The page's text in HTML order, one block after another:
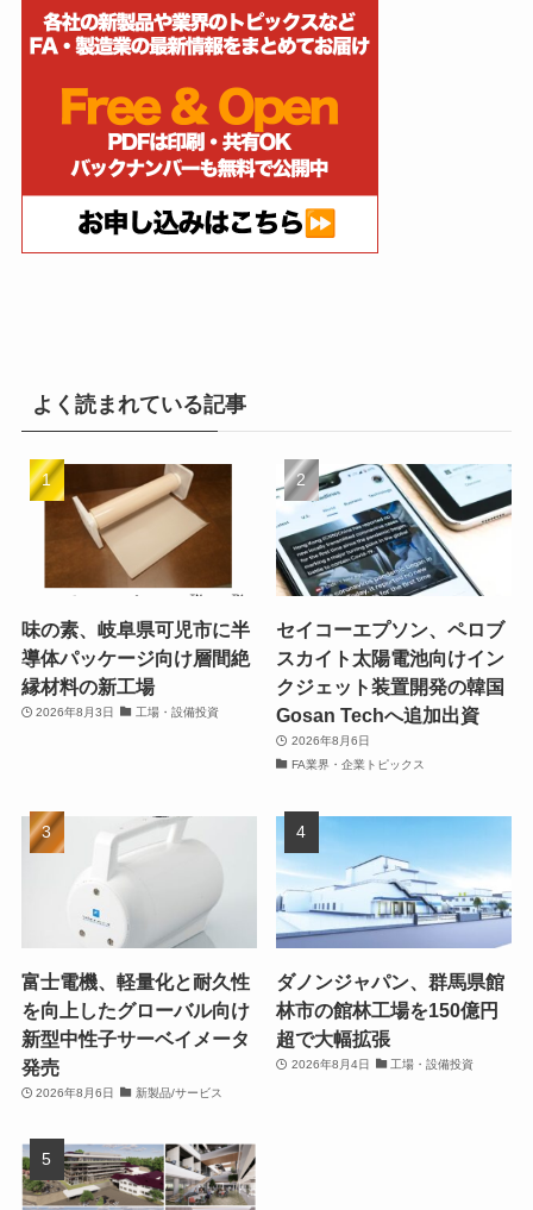
よく読まれている記事
味の素、岐阜県可児市に半
導体パッケージ向け層間絶
縁材料の新工場
2026年8月3日 工場・設備投資
セイコーエプソン、ペロブ
スカイト太陽電池向けイン
クジェット装置開発の韓国
Gosan Techへ追加出資
2026年8月6日
FA業界・企業トピックス
富士電機、軽量化と耐久性
を向上したグローバル向け
新型中性子サーベイメータ
発売
2026年8月6日 新製品/サービス
ダノンジャパン、群馬県館
林市の館林工場を150億円
超で大幅拡張
2026年8月4日 工場・設備投資